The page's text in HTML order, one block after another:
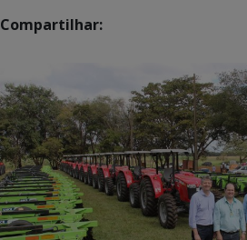
Compartilhar: